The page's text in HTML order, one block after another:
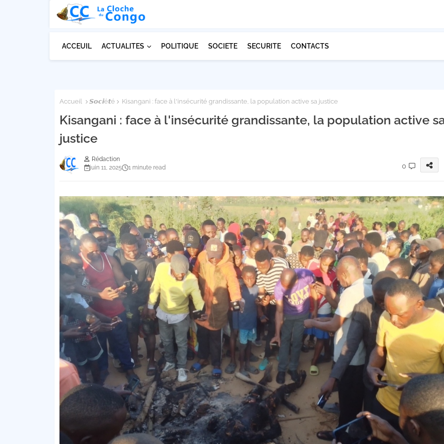
ACCEUIL ACTUALITES POLITIQUE SOCIETE SECURITE CONTACTS
Accueil 𝙎𝙤𝙘𝙞é𝙩é Kisangani : face à l'insécurité grandissante, la population active sa justice
Kisangani : face à l'insécurité grandissante, la population active
justice
Rédaction
juin 11, 2025
1 minute read 0